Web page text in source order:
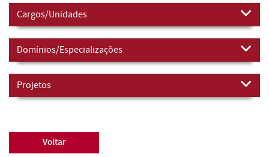
Cargos/Unidades
Domínios/Especializações
Projetos
Voltar